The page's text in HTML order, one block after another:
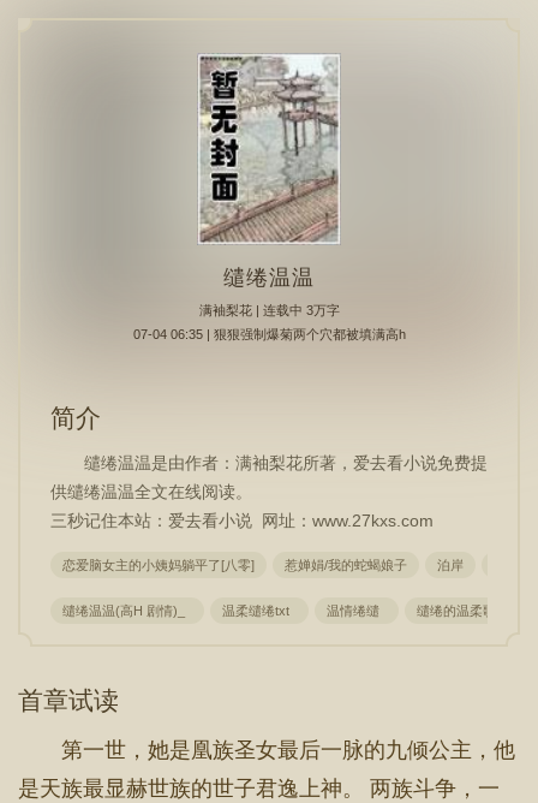
缱绻温温
满袖梨花| 连载中 3万字
07-04 06:35 | 狠狠强制爆菊两个穴都被填满高h
简介
缱绻温温是由作者：满袖梨花所著，爱去看小说免费提
供缱绻温温全文在线阅读。
三秒记住本站：爱去看小说 网址：www.27kxs.com
恋爱脑女主的小姨妈躺平了[八零] 惹婵娟/我的蛇蝎娘子 泊岸
缱绻温温(高H 剧情)_ 温柔缱绻txt 温情绻缱 缱绻的温柔歌词
首章试读
第一世，她是凰族圣女最后一脉的九倾公主，他
是天族最显赫世族的世子君逸上神。 两族斗争，一